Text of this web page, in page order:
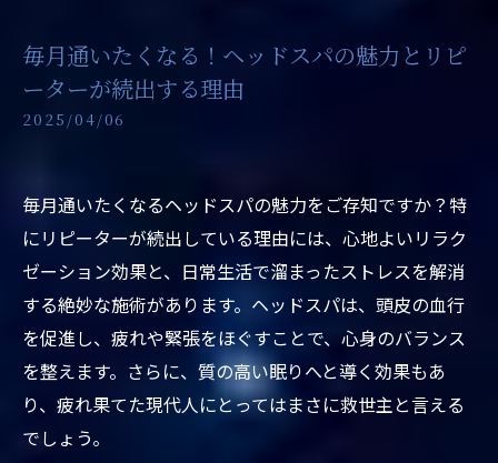
毎月通いたくなる！ヘッドスパの魅力とリピ
ーターが続出する理由
2025/04/06
毎月通いたくなるヘッドスパの魅力をご存知ですか？特
にリピーターが続出している理由には、心地よいリラク
ゼーション効果と、日常生活で溜まったストレスを解消
する絶妙な施術があります。ヘッドスパは、頭皮の血行
を促進し、疲れや緊張をほぐすことで、心身のバランス
を整えます。さらに、質の高い眠りへと導く効果もあ
り、疲れ果てた現代人にとってはまさに救世主と言える
でしょう。